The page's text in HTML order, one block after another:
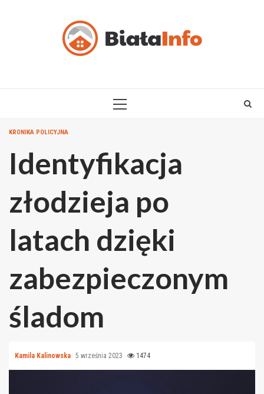
PRIMARY
KRONIKA POLICYJNA
Identyfikacja
złodzieja po
latach dzięki
zabezpieczonym
śladom
Kamila Kalinowska 5 września 2023 1474